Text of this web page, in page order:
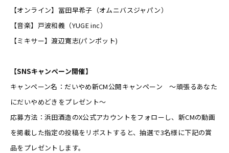
【オンライン】冨田早希子（オムニバスジャパン）
【音楽】戸波和義（YUGE inc）
【ミキサー】渡辺寛志(パンポット)
【SNSキャンペーン開催】
キャンペーン名：だいやめ新CM公開キャンペーン ～頑張るあなた
にだいやめどきをプレゼント～
応募方法：浜田酒造のX公式アカウントをフォローし、新CMの動画
を掲載した指定の投稿をリポストすると、抽選で3名様に下記の賞
品をプレゼントします。